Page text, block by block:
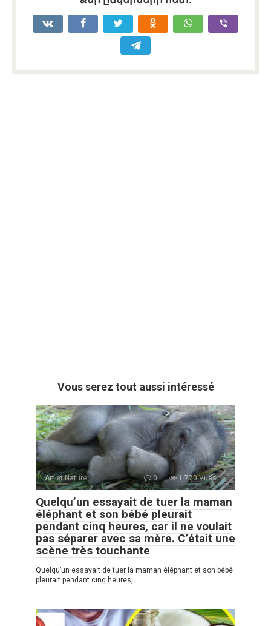
Vous serez tout aussi intéressé
Art et Nature 0 1 770 Vues :
Quelqu’un essayait de tuer la maman
éléphant et son bébé pleurait
pendant cinq heures, car il ne voulait
pas séparer avec sa mère. C’était une
scène très touchante
Quelqu’un essayait de tuer la maman éléphant et son bébé
pleurait pendant cinq heures,